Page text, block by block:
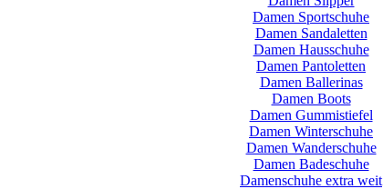
Damen Sportschuhe
Damen Sandaletten
Damen Hausschuhe
Damen Pantoletten
Damen Ballerinas
Damen Boots
Damen Gummistiefel
Damen Winterschuhe
Damen Wanderschuhe
Damen Badeschuhe
Damenschuhe extra weit